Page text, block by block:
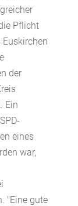
Pflicht
der
Ein
eines
war,
"Eine gute